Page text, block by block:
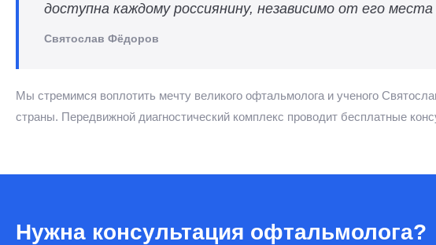
доступна каждому россиянину, независимо от его
Святослав Фёдоров
Мы стремимся воплотить мечту великого офтальмолога и ученого
страны. Передвижной диагностический комплекс проводит бесплатные
Нужна консультация офтальмолога?